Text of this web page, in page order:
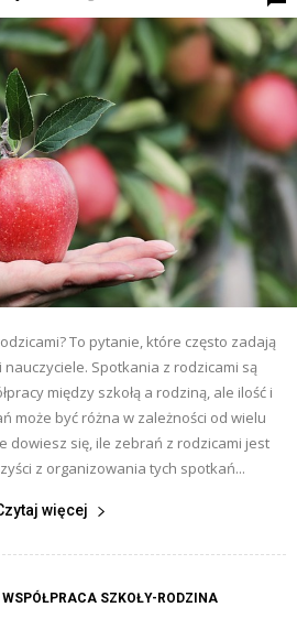
To pytanie, które często zadają
Spotkania z rodzicami są
między szkołą a rodziną, ale ilość i
może być różna w zależności od wielu
dowiesz się, ile zebrań z rodzicami jest
z organizowania tych spotkań...
więcej
SZKOŁY-RODZINA